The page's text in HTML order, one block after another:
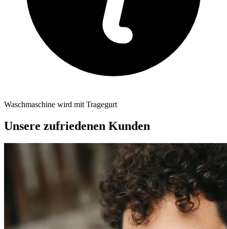
Waschmaschine wird mit Tragegurt
Unsere zufriedenen Kunden